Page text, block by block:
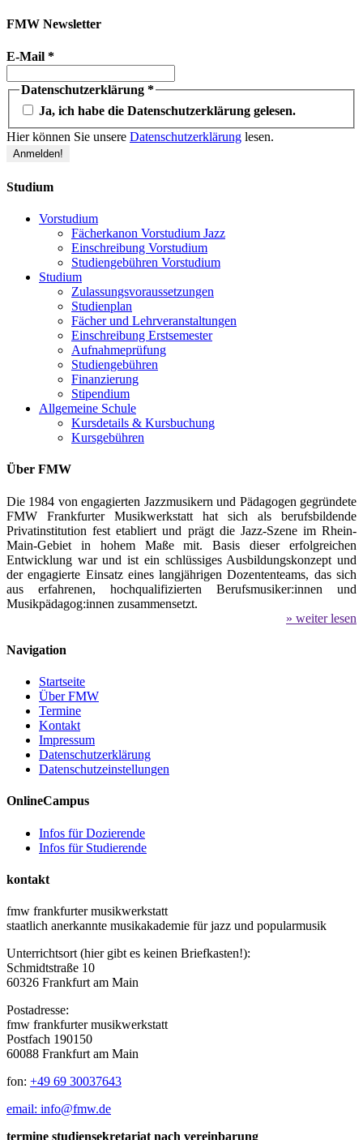
FMW Newsletter
E-Mail *
Datenschutzerklärung *
Ja, ich habe die Datenschutzerklärung gelesen.
Hier können Sie unsere Datenschutzerklärung lesen.
Studium
Vorstudium
Fächerkanon Vorstudium Jazz
Einschreibung Vorstudium
Studiengebühren Vorstudium
Studium
Zulassungsvoraussetzungen
Studienplan
Fächer und Lehrveranstaltungen
Einschreibung Erstsemester
Aufnahmeprüfung
Studiengebühren
Finanzierung
Stipendium
Allgemeine Schule
Kursdetails & Kursbuchung
Kursgebühren
Über FMW
Die 1984 von engagierten Jazzmusikern und Pädagogen gegründete
FMW Frankfurter Musikwerkstatt hat sich als berufsbildende
Privatinstitution fest etabliert und prägt die Jazz-Szene im Rhein-
Main-Gebiet in hohem Maße mit. Basis dieser erfolgreichen
Entwicklung war und ist ein schlüssiges Ausbildungskonzept und
der engagierte Einsatz eines langjährigen Dozententeams, das sich
aus erfahrenen, hochqualifizierten Berufsmusiker:innen und
Musikpädagog:innen zusammensetzt.
» weiter lesen
Navigation
Startseite
Über FMW
Termine
Kontakt
Impressum
Datenschutzerklärung
Datenschutzeinstellungen
OnlineCampus
Infos für Dozierende
Infos für Studierende
kontakt
fmw frankfurter musikwerkstatt
staatlich anerkannte musikakademie für jazz und popularmusik
Unterrichtsort (hier gibt es keinen Briefkasten!):
Schmidtstraße 10
60326 Frankfurt am Main
Postadresse:
fmw frankfurter musikwerkstatt
Postfach 190150
60088 Frankfurt am Main
fon: +49 69 30037643
email: info@fmw.de
termine studiensekretariat nach vereinbarung